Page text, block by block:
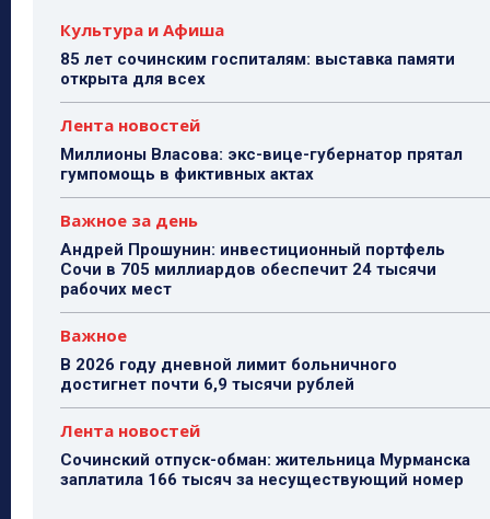
Культура и Афиша
85 лет сочинским госпиталям: выставка памяти
открыта для всех
Лента новостей
Миллионы Власова: экс-вице-губернатор прятал
гумпомощь в фиктивных актах
Важное за день
Андрей Прошунин: инвестиционный портфель
Сочи в 705 миллиардов обеспечит 24 тысячи
рабочих мест
Важное
В 2026 году дневной лимит больничного
достигнет почти 6,9 тысячи рублей
Лента новостей
Сочинский отпуск-обман: жительница Мурманска
заплатила 166 тысяч за несуществующий номер